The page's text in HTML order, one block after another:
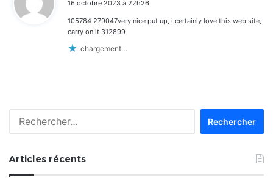
t
:
16 octobre 2023 à 22h26
105784 279047very nice put up, i certainly love this web site,
carry on it 312899
chargement…
Articles récents